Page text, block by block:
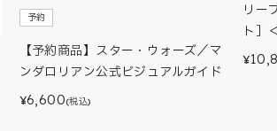
予約
【予約商品】スター・ウォーズ／マ
ンダロリアン公式ビジュアルガイド
¥6,600(税込)
リー
ト］
¥